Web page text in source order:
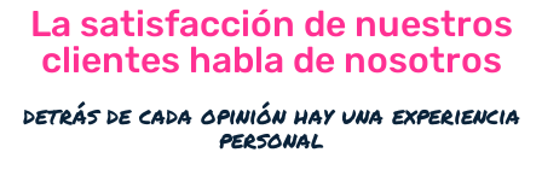
La satisfacción de nuestros
clientes habla de nosotros
detrás de cada opinión hay una experiencia
personal